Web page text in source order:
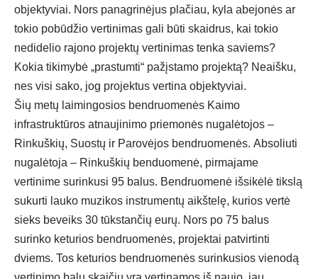
objektyviai. Nors panagrinėjus plačiau, kyla abejonės ar
tokio pobūdžio vertinimas gali būti skaidrus, kai tokio
nedidelio rajono projektų vertinimas tenka saviems?
Kokia tikimybė „prastumti“ pažįstamo projektą? Neaišku,
nes visi sako, jog projektus vertina objektyviai.
Šių metų laimingosios bendruomenės Kaimo
infrastruktūros atnaujinimo priemonės nugalėtojos –
Rinkuškių, Suostų ir Parovėjos bendruomenės. Absoliuti
nugalėtoja – Rinkuškių benduomenė, pirmajame
vertinime surinkusi 95 balus. Bendruomenė išsikėlė tikslą
sukurti lauko muzikos instrumentų aikštelę, kurios vertė
sieks beveiks 30 tūkstančių eurų. Nors po 75 balus
surinko keturios bendruomenės, projektai patvirtinti
dviems. Tos keturios bendruomenės surinkusios vienodą